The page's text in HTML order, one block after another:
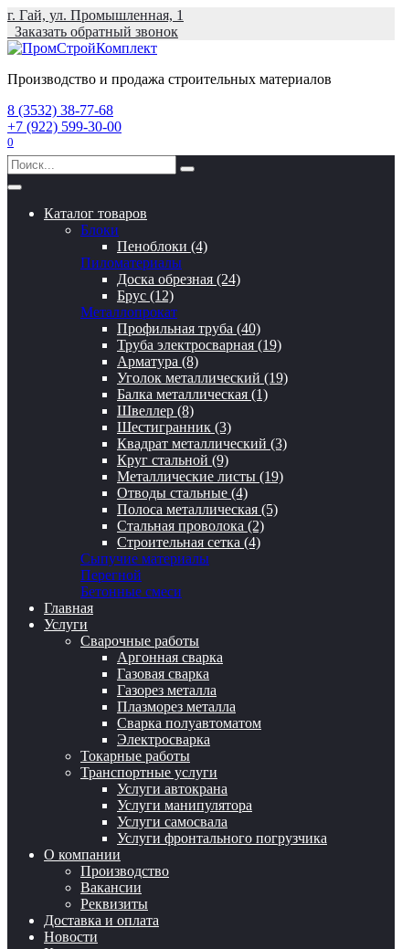
Перейти
содержанию
г. Гай, ул. Промышленная, 1
Заказать обратный звонок
Производство и продажа строительных материалов
8 (3532) 38-77-68
+7 (922) 599-30-00
0
Search
for:
Каталог товаров
Блоки
Пеноблоки (4)
Пиломатериалы
Доска обрезная (24)
Брус (12)
Металлопрокат
Профильная труба (40)
Труба электросварная (19)
Арматура (8)
Уголок металлический (19)
Балка металлическая (1)
Швеллер (8)
Шестигранник (3)
Квадрат металлический (3)
Круг стальной (9)
Металлические листы (19)
Отводы стальные (4)
Полоса металлическая (5)
Стальная проволока (2)
Строительная сетка (4)
Сыпучие материалы
Перегной
Бетонные смеси
Главная
Услуги
Сварочные работы
Аргонная сварка
Газовая сварка
Газорез металла
Плазморез металла
Сварка полуавтоматом
Электросварка
Токарные работы
Транспортные услуги
Услуги автокрана
Услуги манипулятора
Услуги самосвала
Услуги фронтального погрузчика
О компании
Производство
Вакансии
Реквизиты
Доставка и оплата
Новости